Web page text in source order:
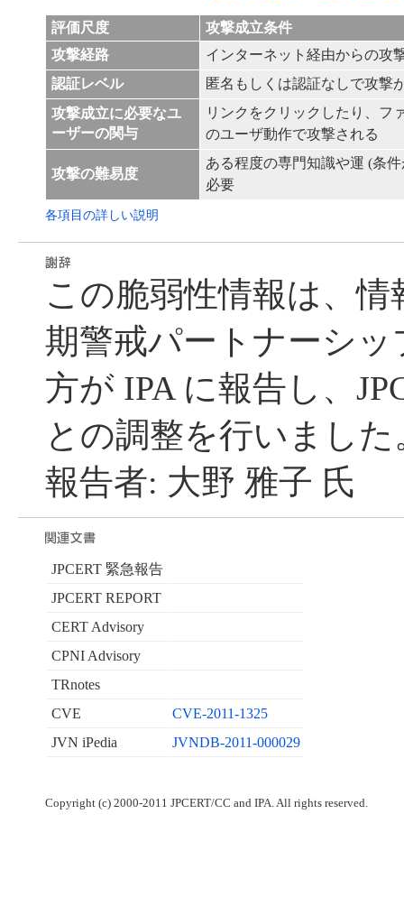
評価尺度
攻撃成立条件
攻撃経路
インターネット経由からの攻
認証レベル
匿名もしくは認証なしで攻撃
攻撃成立に必要なユ
ーザーの関与
リンクをクリックしたり、フ
のユーザ動作で攻撃される
攻撃の難易度
ある程度の専門知識や運 (条
必要
各項目の詳しい説明
この脆弱性情報は、
期警戒パートナーシ
方が IPA に報告し、
との調整を行いました
報告者: 大野 雅子 氏
JPCERT 緊急報告
JPCERT REPORT
CERT Advisory
CPNI Advisory
TRnotes
CVE
CVE-2011-1325
JVN iPedia
JVNDB-2011-000029
Copyright (c) 2000-2011 JPCERT/CC and IPA. All rights reserved.